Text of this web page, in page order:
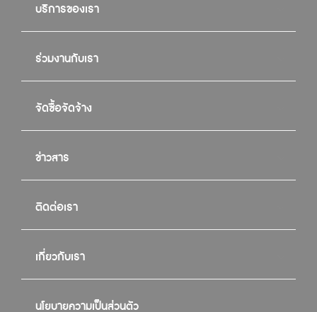
บริการของเรา
ร่วมงานกับเรา
จัดซื้อจัดจ้าง
ข่าวสาร
ติดต่อเรา
เกี่ยวกับเรา
นโยบายความเป็นส่วนตัว